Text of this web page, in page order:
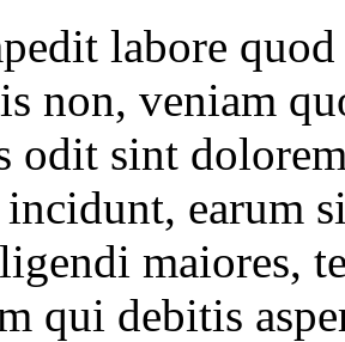
labore
non, veniam
odit sint
earum
maiores,
qui debitis